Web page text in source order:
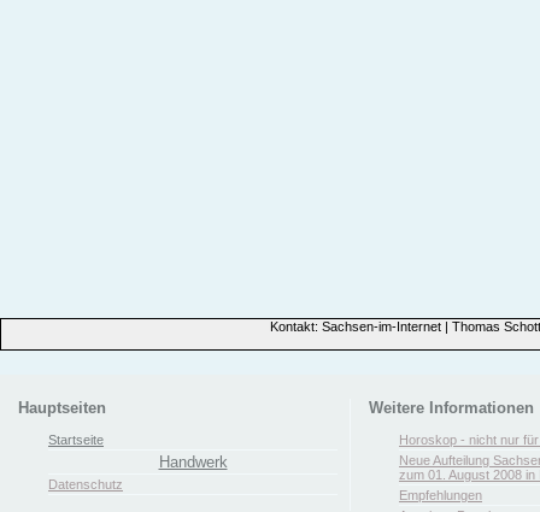
Kontakt: Sachsen-im-Internet | Thomas
Hauptseiten
Startseite
Handwerk
Datenschutz
Weitere Informationen
Horoskop - nicht nur
Neue Aufteilung
zum 01. August 2008 in
Empfehlungen